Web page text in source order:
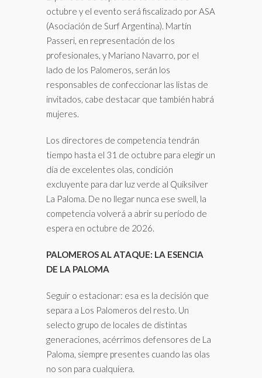
octubre y el evento será fiscalizado por ASA
(Asociación de Surf Argentina). Martín
Passeri, en representación de los
profesionales, y Mariano Navarro, por el
lado de los Palomeros, serán los
responsables de confeccionar las listas de
invitados, cabe destacar que también habrá
mujeres.
Los directores de competencia tendrán
tiempo hasta el 31 de octubre para elegir un
día de excelentes olas, condición
excluyente para dar luz verde al Quiksilver
La Paloma. De no llegar nunca ese swell, la
competencia volverá a abrir su período de
espera en octubre de 2026.
PALOMEROS AL ATAQUE: LA ESENCIA
DE LA PALOMA
Seguir o estacionar: esa es la decisión que
separa a Los Palomeros del resto. Un
selecto grupo de locales de distintas
generaciones, acérrimos defensores de La
Paloma, siempre presentes cuando las olas
no son para cualquiera.